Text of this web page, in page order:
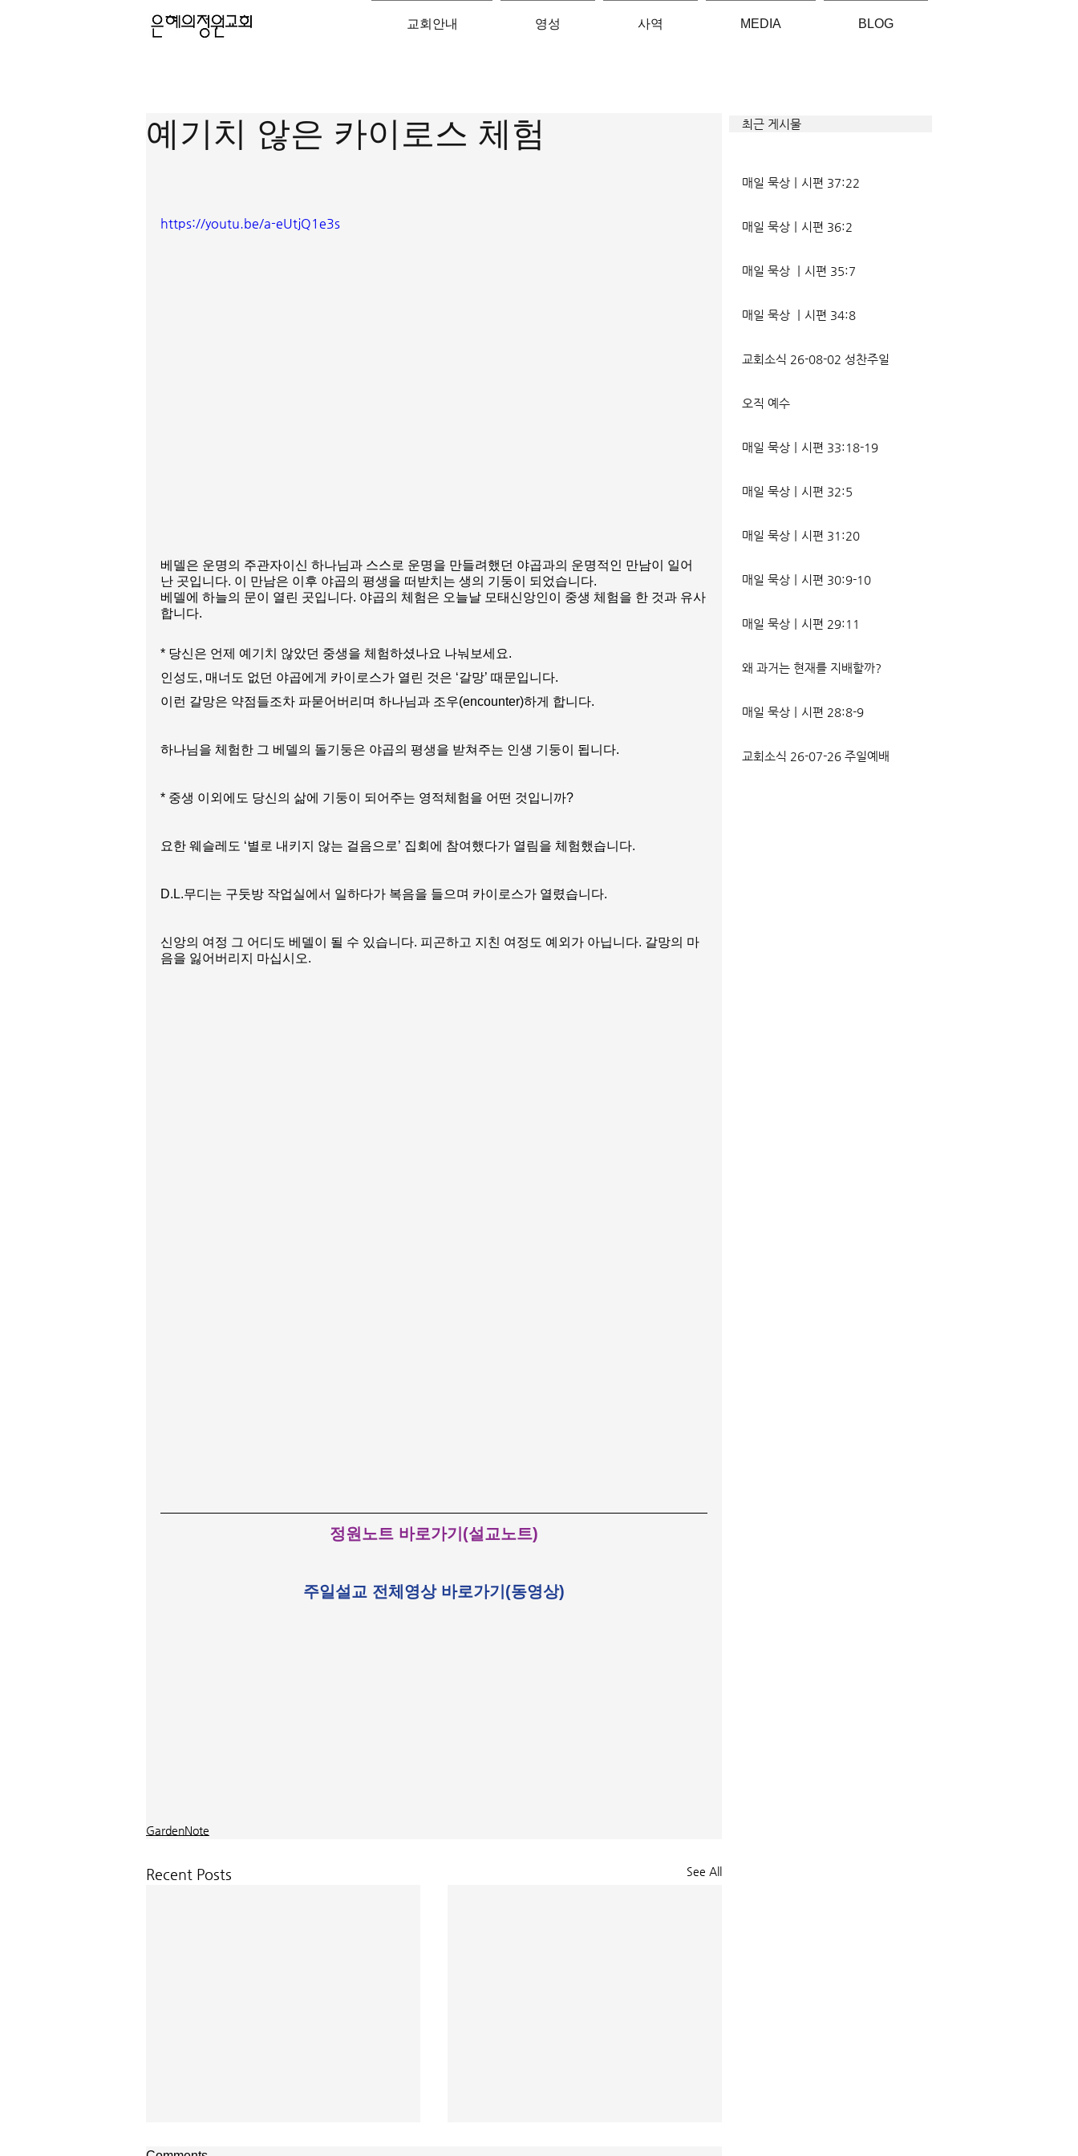
교회안내 영성 사역 MEDIA BLOG
최근 게시물
예기치 않은 카이로스 체험
https://youtu.be/a-eUtjQ1e3s
베델은 운명의 주관자이신 하나님과 스스로 운명을 만들려했던 야곱과의 운명적인 만남이 일어
난 곳입니다. 이 만남은 이후 야곱의 평생을 떠받치는 생의 기둥이 되었습니다.
베델에 하늘의 문이 열린 곳입니다. 야곱의 체험은 오늘날 모태신앙인이 중생 체험을 한 것과 유사
합니다.
* 당신은 언제 예기치 않았던 중생을 체험하셨나요 나눠보세요.
인성도, 매너도 없던 야곱에게 카이로스가 열린 것은 ‘갈망’ 때문입니다.
이런 갈망은 약점들조차 파묻어버리며 하나님과 조우(encounter)하게 합니다.
하나님을 체험한 그 베델의 돌기둥은 야곱의 평생을 받쳐주는 인생 기둥이 됩니다.
* 중생 이외에도 당신의 삶에 기둥이 되어주는 영적체험을 어떤 것입니까?
요한 웨슬레도 ‘별로 내키지 않는 걸음으로’ 집회에 참여했다가 열림을 체험했습니다.
D.L.무디는 구둣방 작업실에서 일하다가 복음을 들으며 카이로스가 열렸습니다.
신앙의 여정 그 어디도 베델이 될 수 있습니다. 피곤하고 지친 여정도 예외가 아닙니다. 갈망의 마
음을 잃어버리지 마십시오.
정원노트 바로가기(설교노트)
주일설교 전체영상 바로가기(동영상)
GardenNote
Recent Posts See All
매일 묵상ㅣ시편 37:22
매일 묵상ㅣ시편 36:2
매일 묵상 ㅣ시편 35:7
매일 묵상 ㅣ시편 34:8
교회소식 26-08-02 성찬주일
오직 예수
매일 묵상ㅣ시편 33:18-19
매일 묵상ㅣ시편 32:5
매일 묵상ㅣ시편 31:20
매일 묵상ㅣ시편 30:9-10
매일 묵상ㅣ시편 29:11
왜 과거는 현재를 지배할까?
매일 묵상ㅣ시편 28:8-9
교회소식 26-07-26 주일예배